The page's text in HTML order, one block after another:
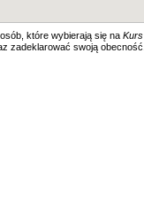
które wybierają się na Kurs
zadeklarować swoją obecność.